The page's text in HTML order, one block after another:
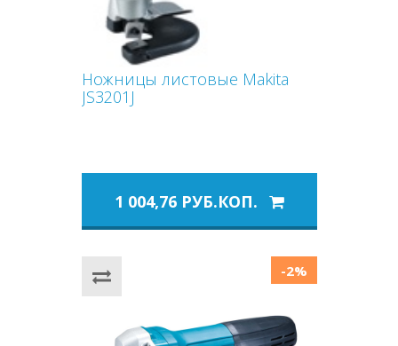
Ножницы листовые Makita
JS3201J
1 004,76 РУБ.КОП.
-2%